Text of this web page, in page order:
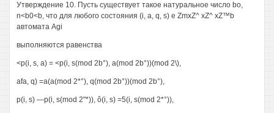
Утверждение 10. Пусть существует такое натуральное число bo,
n<b0<b, что для любого состояния (i, a, q, s) е ZmxZ^ xZ^ xZ™b
автомата Agi
выполняются равенства
<p(i, s, a) = <p(i, s(mod 2b°), a(mod 2b°))(mod 2\),
afa, q) =a(a(mod 2*°), q(mod 2b°))(mod 2b°),
p(i, s) —p(i, s(mod 2"*)), ô(i, s) =5(i, s(mod 2*°)),